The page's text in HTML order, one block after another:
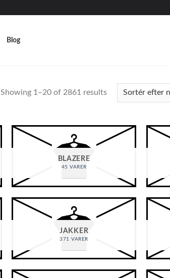
Blog
Showing 1–20 of 2861 results
BLAZERE
45 VARER
JAKKER
371 VARER